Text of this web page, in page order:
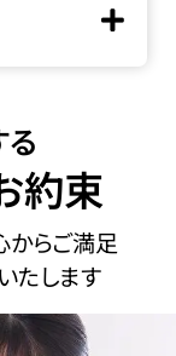
約束
からご満足
たします